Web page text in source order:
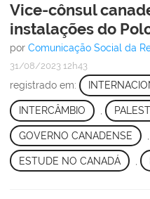
Vice-cônsul
instalações do
por Comunicação Social da
31/08/2023 12h43
registrado em:
INTERCÂMBIO
GOVERNO CANADENSE
ESTUDE NO CANADÁ